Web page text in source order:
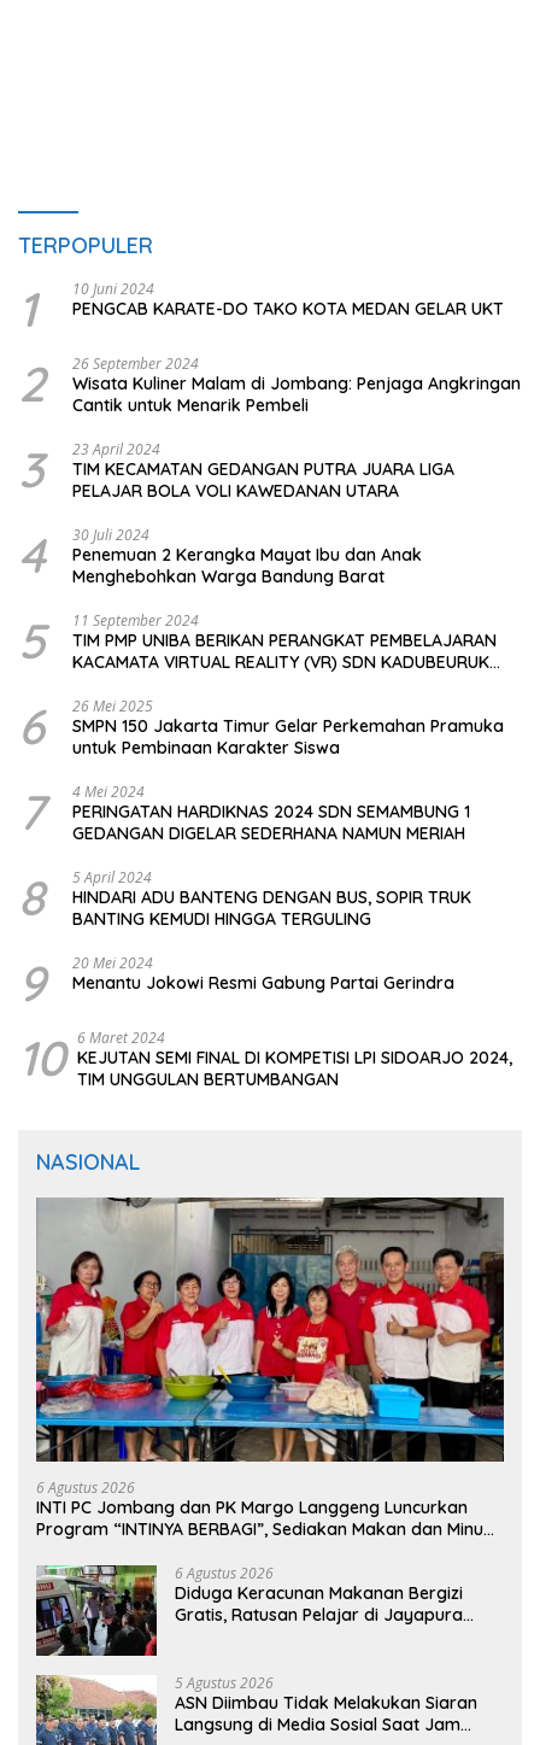
TERPOPULER
1 10 Juni 2024
PENGCAB KARATE-DO TAKO KOTA MEDAN GELAR UKT
2 26 September 2024
Wisata Kuliner Malam di Jombang: Penjaga Angkringan
Cantik untuk Menarik Pembeli
3 23 April 2024
TIM KECAMATAN GEDANGAN PUTRA JUARA LIGA
PELAJAR BOLA VOLI KAWEDANAN UTARA
4 30 Juli 2024
Penemuan 2 Kerangka Mayat Ibu dan Anak
Menghebohkan Warga Bandung Barat
5 11 September 2024
TIM PMP UNIBA BERIKAN PERANGKAT PEMBELAJARAN
KACAMATA VIRTUAL REALITY (VR) SDN KADUBEURUK
6 26 Mei 2025
SMPN 150 Jakarta Timur Gelar Perkemahan Pramuka
untuk Pembinaan Karakter Siswa
7 4 Mei 2024
PERINGATAN HARDIKNAS 2024 SDN SEMAMBUNG 1
GEDANGAN DIGELAR SEDERHANA NAMUN MERIAH
8 5 April 2024
HINDARI ADU BANTENG DENGAN BUS, SOPIR TRUK
BANTING KEMUDI HINGGA TERGULING
9 20 Mei 2024
Menantu Jokowi Resmi Gabung Partai Gerindra
10 6 Maret 2024
KEJUTAN SEMI FINAL DI KOMPETISI LPI SIDOARJO 2024,
TIM UNGGULAN BERTUMBANGAN
NASIONAL
6 Agustus 2026
INTI PC Jombang dan PK Margo Langgeng Luncurkan
Program “INTINYA BERBAGI”, Sediakan Makan dan Minum
6 Agustus 2026
Diduga Keracunan Makanan Bergizi
Gratis, Ratusan Pelajar di Jayapura
5 Agustus 2026
ASN Diimbau Tidak Melakukan Siaran
Langsung di Media Sosial Saat Jam